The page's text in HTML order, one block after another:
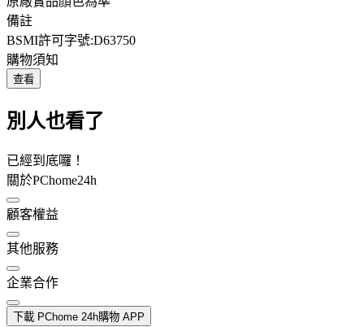
備註
BSMI許可字號:D63750
購物須知
查看
別人也看了
已經到底囉！
關於PChome24h
顧客權益
其他服務
企業合作
下載 PChome 24h購物 APP